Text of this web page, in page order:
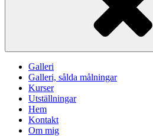
Galleri
Galleri, sålda målningar
Kurser
Utställningar
Hem
Kontakt
Om mig